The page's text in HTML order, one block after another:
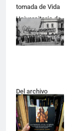
tomada de Vida
Universitaria de
la UANL.
Del archivo
personal del
autor.